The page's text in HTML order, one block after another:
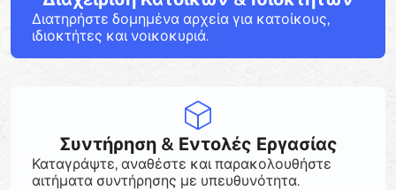
Διατηρήστε δομημένα αρχεία για κατοίκους,
ιδιοκτήτες και νοικοκυριά.
Συντήρηση & Εντολές Εργασίας
Καταγράψτε, αναθέστε και παρακολουθήστε
αιτήματα συντήρησης με υπευθυνότητα.